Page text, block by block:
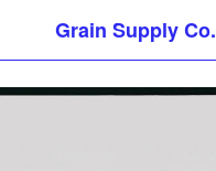
Grain Supply Co.